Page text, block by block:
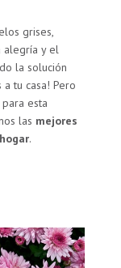
grises,
alegría y el
la solución
tu casa! Pero
esta
las mejores
.